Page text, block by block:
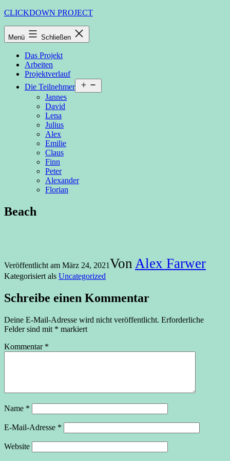
Zum
springen
CLICKDOWN PROJECT
Menü Schließen
Das Projekt
Arbeiten
Projektverlauf
Die Teilnehmer
öffnen
Jannes
David
Lena
Julius
Alex
Emilie
Claus
Finn
Peter
Alexander
Florian
Beach
Veröffentlicht am März 24, 2021Von Alex Farwer
Kategorisiert als Uncategorized
Schreibe einen Kommentar
Deine E-Mail-Adresse wird nicht veröffentlicht. Erforderliche
Felder sind mit * markiert
Kommentar *
Name *
E-Mail-Adresse *
Website